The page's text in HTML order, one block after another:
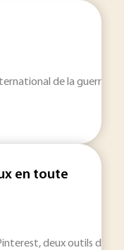
de la guerre.
en toute
deux outils du